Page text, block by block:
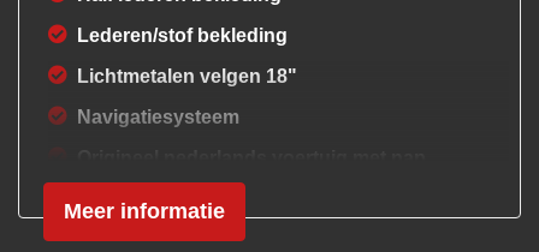
Lederen/stof bekleding
Lichtmetalen velgen 18"
Navigatiesysteem
Premium audio met subwoofer
S line exterieur
Meer informatie